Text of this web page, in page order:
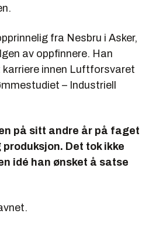
fra Nesbru i Asker,
av oppfinnere. Han
karriere innen Luftforsvaret
– Industriell
på sitt andre år på faget
Det tok ikke
idé han ønsket å satse